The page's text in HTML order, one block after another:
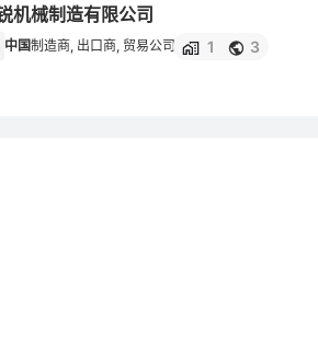
机械制造有限公司
中国制造商, 出口商, 贸易公司 1 3